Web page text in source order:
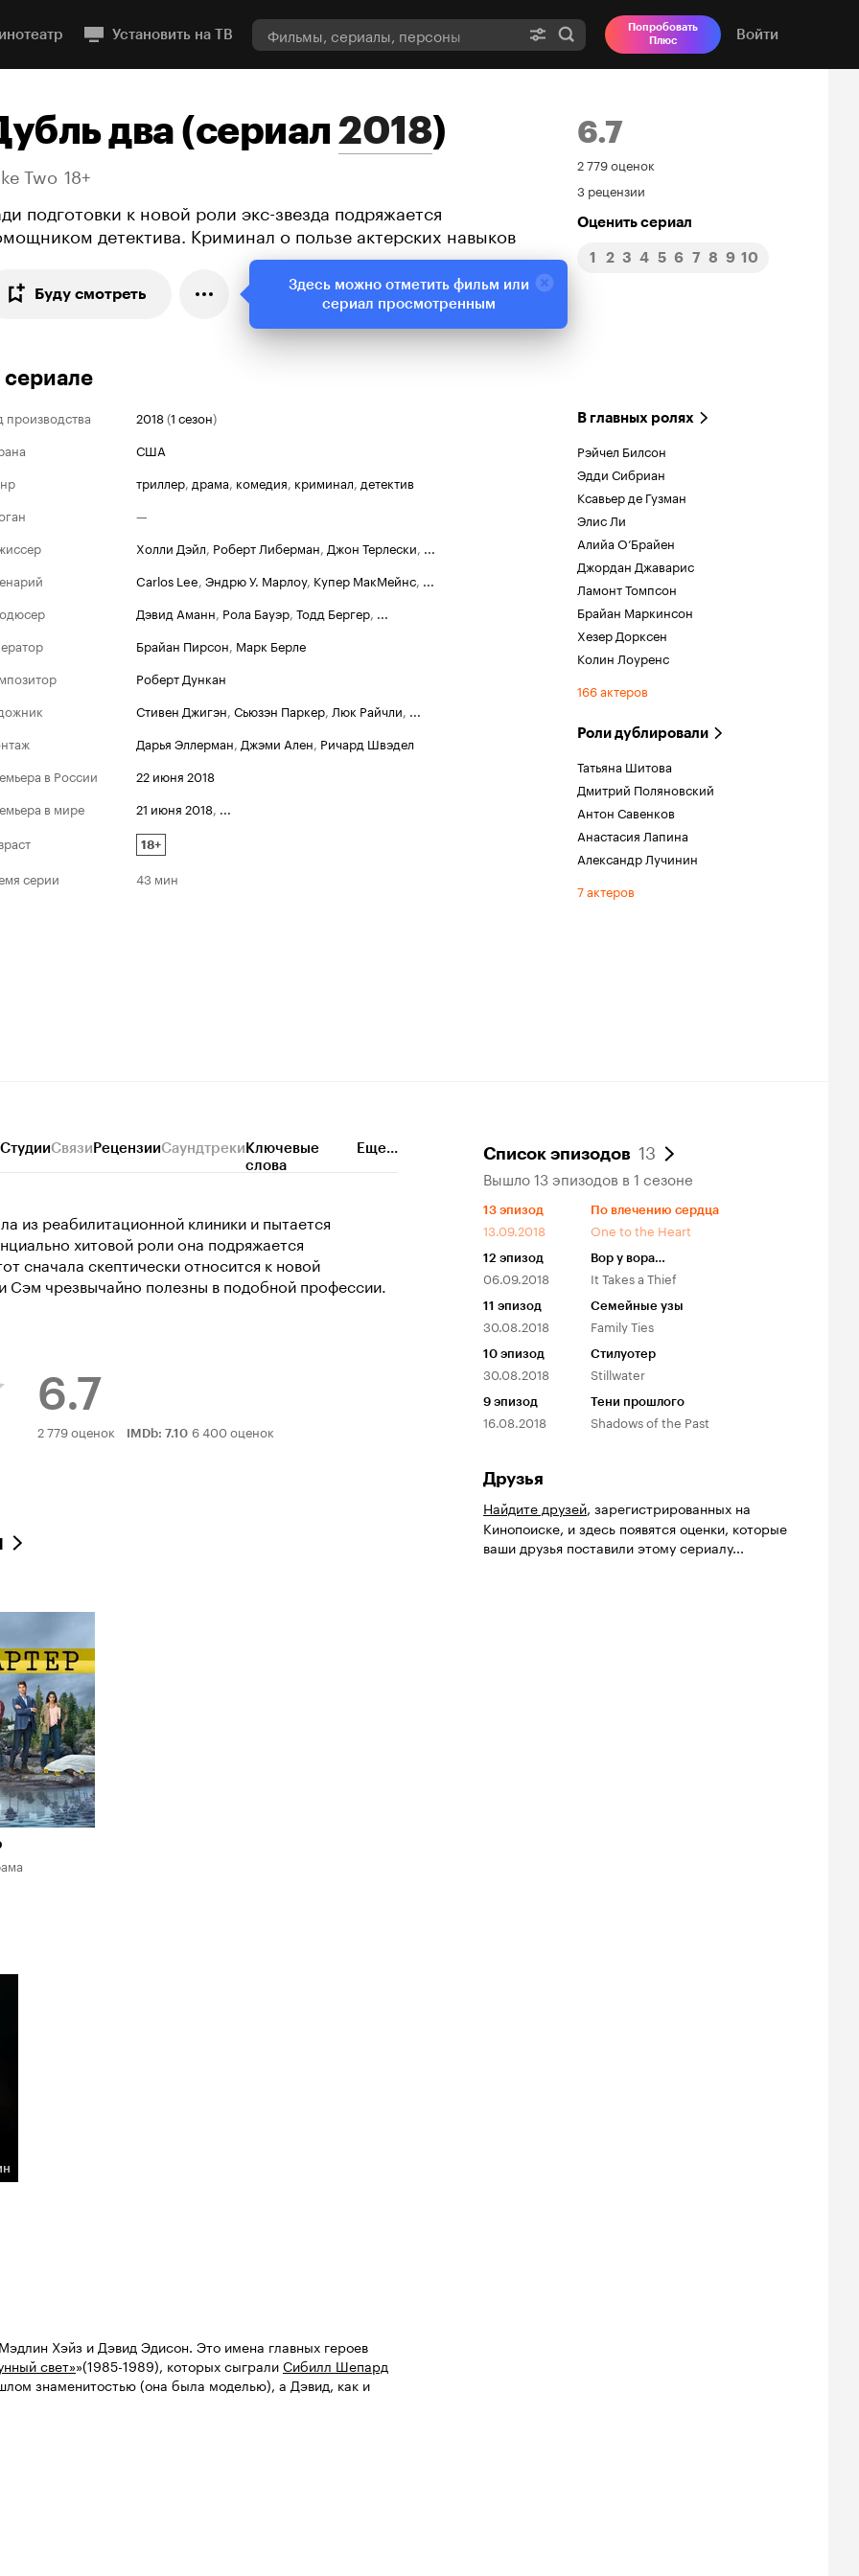
Установить на ТВ
Попробовать
Плюс
Войти
два(сериал2018)
Two 18+
подготовки к новой роли экс-звезда подряжается
детектива. Криминал о пользе актерских навыков
Буду смотреть
6.7
Рейтинг
Кинопоиска
6.7
2 779 оценок
3 рецензии
Оценить сериал
1 2 3 4 5 6 7 8 9 10
производства 2018(1 сезон)
США
триллер, драма, комедия, криминал, детектив
—
Холли Дэйл, Роберт Либерман, Джон Терлески, ...
Carlos Lee, Эндрю У. Марлоу, Купер МакМейнс, ...
Дэвид Аманн, Рола Бауэр, Тодд Бергер, ...
Брайан Пирсон, Марк Берле
Роберт Дункан
Стивен Джигэн, Сьюзэн Паркер, Люк Райчли, ...
Дарья Эллерман, Джэми Ален, Ричард Швэдел
в России
22 июня 2018
в мире
21 июня 2018, ...
18+
серии 43 мин
В главных ролях
Рэйчел Билсон
Эдди Сибриан
Ксавьер де Гузман
Элис Ли
Алийа О’Брайен
Джордан Джаварис
Ламонт Томпсон
Брайан Маркинсон
Хезер Дорксен
Колин Лоуренс
166 актеров
Роли дублировали
Татьяна Шитова
Дмитрий Поляновский
Антон Савенков
Анастасия Лапина
Александр Лучинин
7 актеров
СтудииСвязиРецензииСаундтрекиКлючевые
слова
Еще...
из реабилитационной клиники и пытается
хитовой роли она подряжается
сначала скептически относится к новой
Сэм чрезвычайно полезны в подобной профессии.
6.7
Рейтинг
2 779 оценок IMDb: 7.10 6 400 оценок
Хэйз и Дэвид Эдисон. Это имена главных героев
свет»»(1985-1989), которых сыгралиСибилл Шепард
знаменитостью (она была моделью), а Дэвид, как и
Список эпизодов 13
Вышло 13 эпизодов в 1 сезоне
13 эпизод
13.09.2018
По влечению сердца
One to the Heart
12 эпизод
06.09.2018
Вор у вора…
It Takes a Thief
11 эпизод
30.08.2018
Семейные узы
Family Ties
10 эпизод
30.08.2018
Стилуотер
Stillwater
9 эпизод
16.08.2018
Тени прошлого
Shadows of the Past
Друзья
Найдите друзей, зарегистрированных на
Кинопоиске, и здесь появятся оценки, которые
ваши друзья поставили этому сериалу...
Здесь можно отметить фильм или
сериал просмотренным